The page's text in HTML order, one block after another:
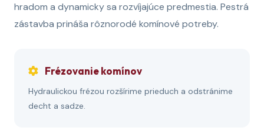
hradom a dynamicky sa rozvíjajúce predmestia. Pestrá
zástavba prináša rôznorodé komínové potreby.
Frézovanie komínov
Hydraulickou frézou rozšírime prieduch a odstránime
decht a sadze.